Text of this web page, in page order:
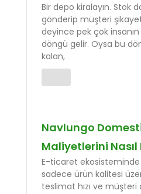
Bir depo kiralayın. Stok
gönderip müşteri
deyince pek çok
döngü gelir. Oysa bu
kalan,
Navlungo
Maliyetlerini
E-ticaret ekosisteminde
sadece ürün kalitesi
teslimat hızı ve